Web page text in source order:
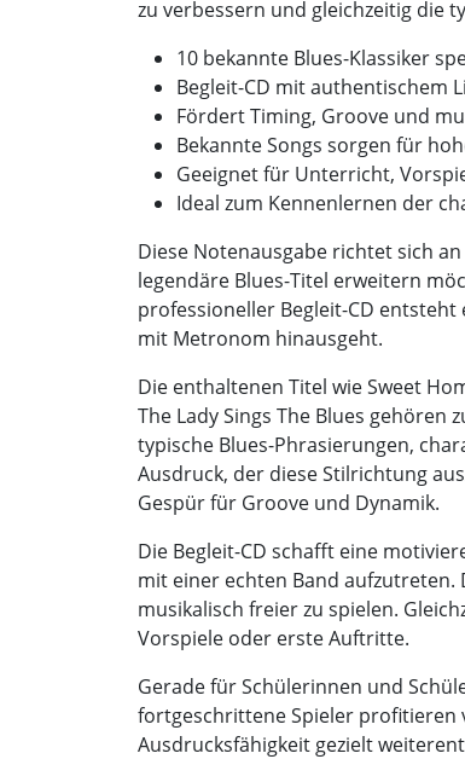
zu verbessern und gleichzeitig die
10 bekannte Blues-Klassiker
Begleit-CD mit authentischem
Fördert Timing, Groove und
Bekannte Songs sorgen für
Geeignet für Unterricht,
Ideal zum Kennenlernen der
Diese Notenausgabe richtet sich
legendäre Blues-Titel erweitern
professioneller Begleit-CD
mit Metronom hinausgeht.
Die enthaltenen Titel wie Sweet
The Lady Sings The Blues gehören
typische Blues-Phrasierungen,
Ausdruck, der diese Stilrichtung
Gespür für Groove und Dynamik.
Die Begleit-CD schafft eine
mit einer echten Band aufzutreten.
musikalisch freier zu spielen.
Vorspiele oder erste Auftritte.
Gerade für Schülerinnen und
fortgeschrittene Spieler profitieren
Ausdrucksfähigkeit gezielt